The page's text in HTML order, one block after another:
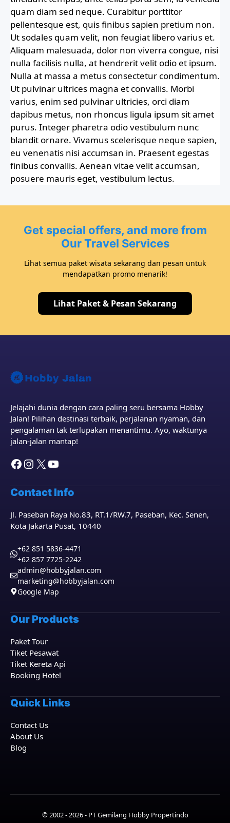
quam diam sed neque. Curabitur porttitor
pellentesque est, quis finibus sapien pretium non.
Ut sodales quam velit, non feugiat libero varius et.
Aliquam malesuada, dolor non viverra congue, nisi
nulla facilisis nulla, at hendrerit velit odio et ipsum.
Nulla at massa a metus consectetur condimentum.
Ut pulvinar ultrices magna et convallis. Morbi
varius, enim sed pulvinar ultricies, orci diam
dapibus metus, non rhoncus ligula ipsum sit amet
purus. Integer pharetra odio vestibulum nunc
blandit ornare. Vivamus scelerisque neque sapien,
eu venenatis nisi accumsan in. Praesent egestas
finibus convallis. Aenean vitae velit accumsan,
posuere mauris eget, vestibulum lectus.
Get special offers, and more from
Our Travel Services
Lihat semua paket wisata sekarang dan pesan untuk
mendapatkan promo menarik!
Lihat Paket & Pesan Sekarang
Jelajahi dunia dengan cara paling seru bersama Hobby
Jalan! Pilihan destinasi terbaik, perjalanan nyaman, dan
pengalaman tak terlupakan menantimu. Ayo, waktunya
jalan-jalan mantap!
Facebook
Instagram
X YouTube
Contact Info
Jl. Paseban Raya No.83, RT.1/RW.7, Paseban, Kec. Senen,
Kota Jakarta Pusat, 10440
+62 851 5836-4471
+62 857 7725-2242
admin@hobbyjalan.com
marketing@hobbyjalan.com
Google Map
Our Products
Paket Tour
Tiket Pesawat
Tiket Kereta Api
Booking Hotel
Quick Links
Contact Us
About Us
Blog
© 2002 - 2026 - PT Gemilang Hobby Propertindo